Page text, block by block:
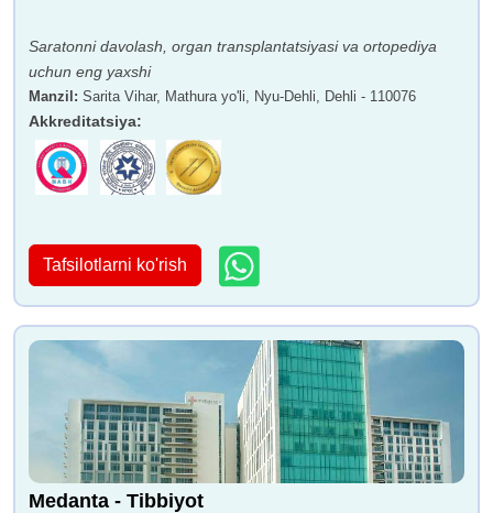
Saratonni davolash, organ transplantatsiyasi va ortopediya
uchun eng yaxshi
Manzil : Sarita Vihar, Mathura yo'li, Nyu-Dehli, Dehli - 110076
Akkreditatsiya:
Tafsilotlarni ko'rish
Medanta - Tibbiyot